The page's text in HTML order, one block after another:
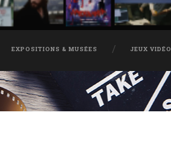
EXPOSITIONS & MUSÉES JEUX VIDÉO